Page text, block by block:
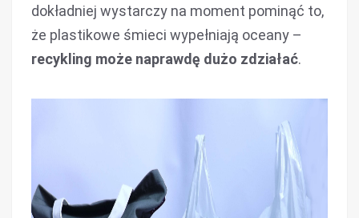
dokładniej wystarczy na moment pominąć to,
że plastikowe śmieci wypełniają oceany –
recykling może naprawdę dużo zdziałać.